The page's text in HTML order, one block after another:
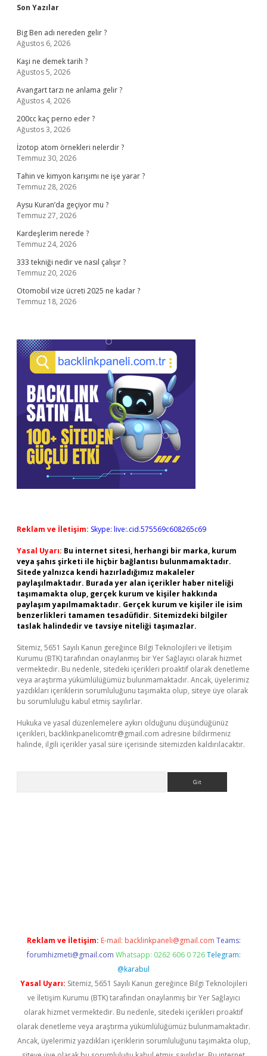
Sidebar
Son Yazılar
Big Ben adı nereden gelir ?
Ağustos 6, 2026
Kaşi ne demek tarih ?
Ağustos 5, 2026
Avangart tarzı ne anlama gelir ?
Ağustos 4, 2026
200cc kaç perno eder ?
Ağustos 3, 2026
İzotop atom örnekleri nelerdir ?
Temmuz 30, 2026
Tahin ve kimyon karışımı ne işe yarar ?
Temmuz 28, 2026
Aysu Kuran’da geçiyor mu ?
Temmuz 27, 2026
Kardeşlerim nerede ?
Temmuz 24, 2026
333 tekniği nedir ve nasıl çalışır ?
Temmuz 20, 2026
Otomobil vize ücreti 2025 ne kadar ?
Temmuz 18, 2026
Reklam ve İletişim: Skype: live:.cid.575569c608265c69
Yasal Uyarı: Bu internet sitesi, herhangi bir marka, kurum
veya şahıs şirketi ile hiçbir bağlantısı bulunmamaktadır.
Sitede yalnızca kendi hazırladığımız makaleler
paylaşılmaktadır. Burada yer alan içerikler haber niteliği
taşımamakta olup, gerçek kurum ve kişiler hakkında
paylaşım yapılmamaktadır. Gerçek kurum ve kişiler ile isim
benzerlikleri tamamen tesadüfidir. Sitemizdeki bilgiler
taslak halindedir ve tavsiye niteliği taşımazlar.
Sitemiz, 5651 Sayılı Kanun gereğince Bilgi Teknolojileri ve İletişim
Kurumu (BTK) tarafından onaylanmış bir Yer Sağlayıcı olarak hizmet
vermektedir. Bu nedenle, sitedeki içerikleri proaktif olarak denetleme
veya araştırma yükümlülüğümüz bulunmamaktadır. Ancak, üyelerimiz
yazdıkları içeriklerin sorumluluğunu taşımakta olup, siteye üye olarak
bu sorumluluğu kabul etmiş sayılırlar.
Hukuka ve yasal düzenlemelere aykırı olduğunu düşündüğünüz
içerikleri, backlinkpanelicomtr@gmail.com adresine bildirmeniz
halinde, ilgili içerikler yasal süre içerisinde sitemizden kaldırılacaktır.
Reklam ve İletişim: E-mail: backlinkpaneli@gmail.com Teams:
forumhizmeti@gmail.com Whatsapp: 0262 606 0 726 Telegram:
@karabul
Yasal Uyarı: Sitemiz, 5651 Sayılı Kanun gereğince Bilgi Teknolojileri
ve İletişim Kurumu (BTK) tarafından onaylanmış bir Yer Sağlayıcı
olarak hizmet vermektedir. Bu nedenle, sitedeki içerikleri proaktif
olarak denetleme veya araştırma yükümlülüğümüz bulunmamaktadır.
Ancak, üyelerimiz yazdıkları içeriklerin sorumluluğunu taşımakta olup,